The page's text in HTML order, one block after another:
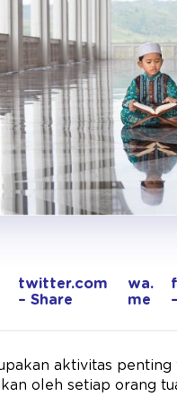
twitter.com
– Share
wa.
me
aktivitas penting
oleh setiap orang